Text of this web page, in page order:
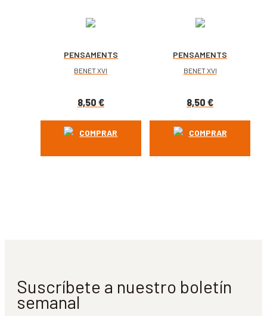
PENSAMENTS
BENET XVI
8,50 €
COMPRAR
PENSAMENTS
BENET XVI
8,50 €
COMPRAR
Suscríbete a nuestro boletín
semanal